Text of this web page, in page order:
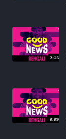
3:25
3:39